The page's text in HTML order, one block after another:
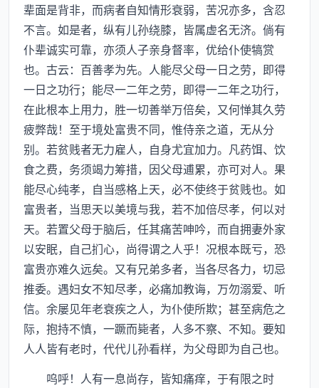
辈面是背非，而病者自知情形衰弱，苦况亦多，含忍
不言。如是者，纵有儿孙绕膝，皆属虚名无济。倘有
仆辈诚实可靠，亦须人子亲身督率，优给仆使犒赏
也。古云：百善孝为先。人能尽父母一日之劳，即得
一日之功行；能尽一二年之劳，即得一二年之功行，
在此根本上用力，胜一切善举万倍矣，又何惮其久劳
疲弊哉！至于境处富贵不同，惟侍亲之道，无从分
别。若贫贱者无力雇人，自身尤宜加力。凡药饵、饮
食之费，务须竭力筹措，因父母逋累，亦可对人。果
能尽心纯孝，自当感格上天，必不使终于贫贱也。如
富贵者，当思天以美境与我，若不加倍尽孝，何以对
天。若置父母于脑后，任其痛苦呻吟，而自拥妻外家
以安眠，自己扪心，尚得谓之人乎！况根本既亏，恐
富贵亦难久远矣。又有兄弟多者，当各尽各力，切忌
推委。遇妇女不知尽孝，必痛加教诲，万勿溺爱、听
信。余屡见年老衰疾之人，为仆使所欺；甚至病危之
际，抱持不慎，一蹶而毙者，人多不察、不知。要知
人人皆有老时，代代儿孙看样，为父母即为自己也。
呜呼！人有一息尚存，皆知痛痒，于有限之时